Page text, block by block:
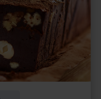
przygotować
bal.
przyrządzić